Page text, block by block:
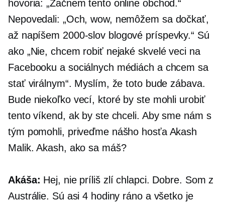
hovoria: „Začnem tento online obchod.“
Nepovedali: „Och, wow, nemôžem sa dočkať,
až napíšem 2000-slov blogové príspevky.“ Sú
ako „Nie, chcem robiť nejaké skvelé veci na
Facebooku a sociálnych médiách a chcem sa
stať virálnym“. Myslím, že toto bude zábava.
Bude niekoľko vecí, ktoré by ste mohli urobiť
tento víkend, ak by ste chceli. Aby sme nám s
tým pomohli, priveďme nášho hosťa Akash
Malik. Akash, ako sa máš?
Akáša: Hej, nie príliš zlí chlapci. Dobre. Som z
Austrálie. Sú asi 4 hodiny ráno a všetko je